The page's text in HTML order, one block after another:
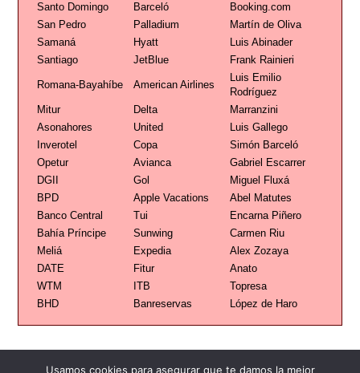
Santo Domingo
Barceló
Booking.com
San Pedro
Palladium
Martín de Oliva
Samaná
Hyatt
Luis Abinader
Santiago
JetBlue Frank Rainieri
Romana-Bayahíbe American Airlines
Luis Emilio
Rodríguez
Mitur
Delta
Marranzini
Asonahores
United
Luis Gallego
Inverotel
Copa
Simón Barceló
Opetur
Avianca
Gabriel Escarrer
DGII
Gol
Miguel Fluxá
BPD
Apple Vacations
Abel Matutes
Banco Central
Tui
Encarna Piñero
Bahía Príncipe
Sunwing
Carmen Riu
Meliá
Expedia
Alex Zozaya
DATE
Fitur
Anato
WTM
ITB
Topresa
BHD
Banreservas López de Haro
Usamos cookies para asegurar que te damos la mejor